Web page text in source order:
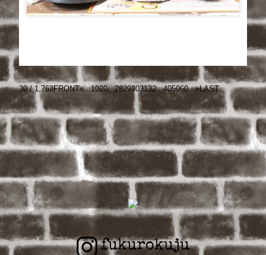
30 / 1,763FRONT«...1020...2829303132...405060...»LAST
fukurokuju